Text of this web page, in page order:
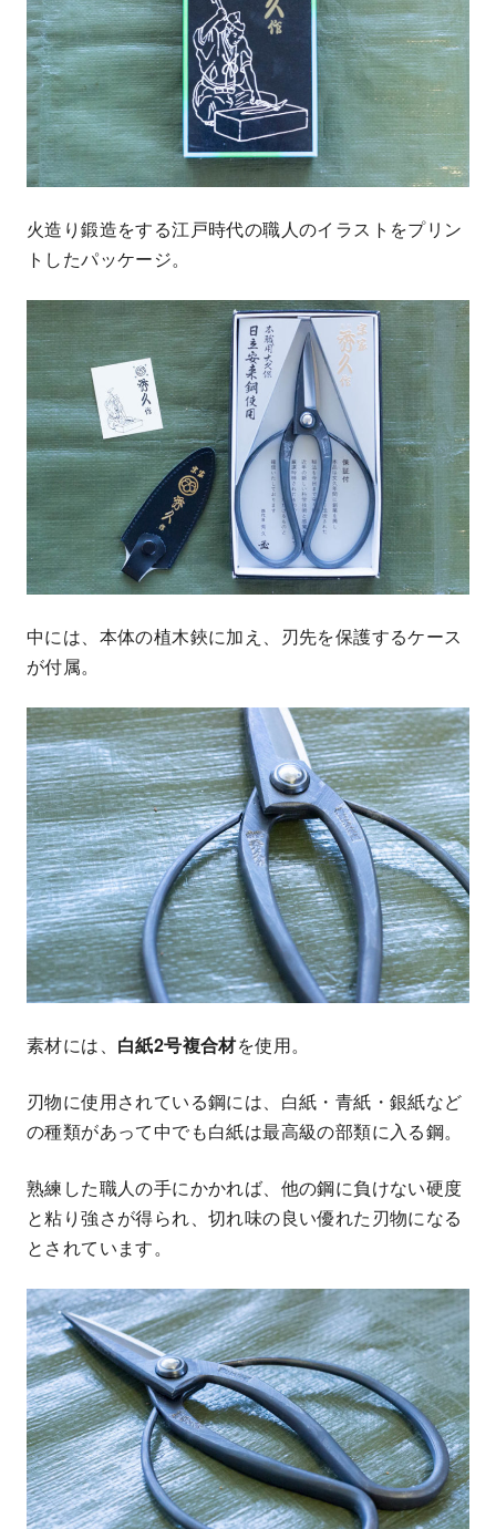
火造り鍛造をする江戸時代の職人のイラストをプリン
トしたパッケージ。
中には、本体の植木鋏に加え、刃先を保護するケース
が付属。
素材には、 白紙2号複合材を使用。
刃物に使用されている鋼には、白紙・青紙・銀紙など
の種類があって中でも白紙は最高級の部類に入る鋼。
熟練した職人の手にかかれば、他の鋼に負けない硬度
と粘り強さが得られ、切れ味の良い優れた刃物になる
とされています。